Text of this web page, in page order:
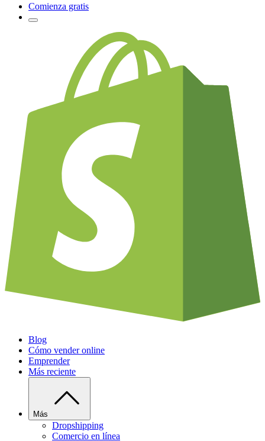
Comienza gratis
Blog
Cómo vender online
Emprender
Más reciente
Más
Dropshipping
Comercio en línea